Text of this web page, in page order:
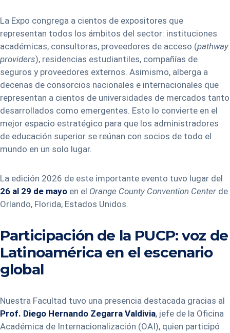
La Expo congrega a cientos de expositores que
representan todos los ámbitos del sector: instituciones
académicas, consultoras, proveedores de acceso (pathway
providers), residencias estudiantiles, compañías de
seguros y proveedores externos. Asimismo, alberga a
decenas de consorcios nacionales e internacionales que
representan a cientos de universidades de mercados tanto
desarrollados como emergentes. Esto lo convierte en el
mejor espacio estratégico para que los administradores
de educación superior se reúnan con socios de todo el
mundo en un solo lugar.
La edición 2026 de este importante evento tuvo lugar del
26 al 29 de mayo en el Orange County Convention Center de
Orlando, Florida, Estados Unidos.
Participación de la PUCP: voz de
Latinoamérica en el escenario
global
Nuestra Facultad tuvo una presencia destacada gracias al
Prof. Diego Hernando Zegarra Valdivia, jefe de la Oficina
Académica de Internacionalización (OAI), quien participó